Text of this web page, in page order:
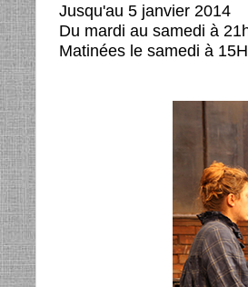
Jusqu'au 5 janvier 2014
Du mardi au samedi à
Matinées le samedi à